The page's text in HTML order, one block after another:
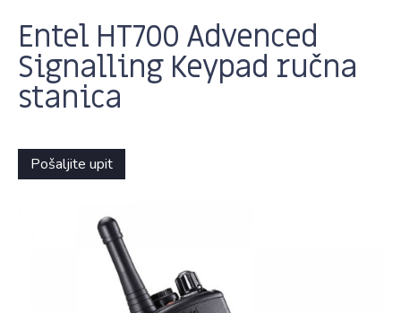
Entel HT700 Advenced
Signalling Keypad ručna
stanica
Pošaljite upit